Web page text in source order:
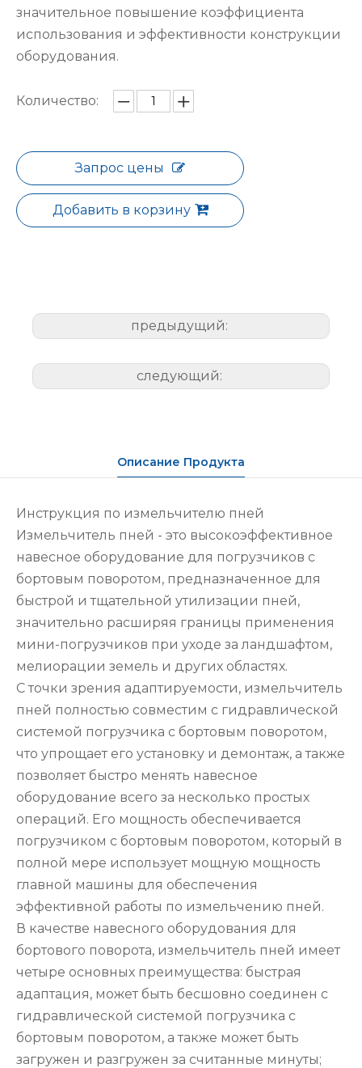
значительное повышение коэффициента
использования и эффективности конструкции
оборудования.
Количество:
Запрос цены
Добавить в корзину
предыдущий:
следующий:
Описание Продукта
Инструкция по измельчителю пней
Измельчитель пней - это высокоэффективное
навесное оборудование для погрузчиков с
бортовым поворотом, предназначенное для
быстрой и тщательной утилизации пней,
значительно расширяя границы применения
мини-погрузчиков при уходе за ландшафтом,
мелиорации земель и других областях.
С точки зрения адаптируемости, измельчитель
пней полностью совместим с гидравлической
системой погрузчика с бортовым поворотом,
что упрощает его установку и демонтаж, а также
позволяет быстро менять навесное
оборудование всего за несколько простых
операций. Его мощность обеспечивается
погрузчиком с бортовым поворотом, который в
полной мере использует мощную мощность
главной машины для обеспечения
эффективной работы по измельчению пней.
В качестве навесного оборудования для
бортового поворота, измельчитель пней имеет
четыре основных преимущества: быстрая
адаптация, может быть бесшовно соединен с
гидравлической системой погрузчика с
бортовым поворотом, а также может быть
загружен и разгружен за считанные минуты;